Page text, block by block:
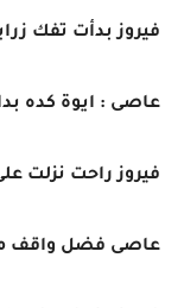
فيروز بدأت تفك
عاصى : ايوة كده
فيروز راحت نزلت
عاصى فضل واقف